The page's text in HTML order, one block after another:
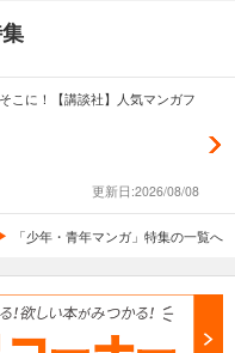
こに！【講談社】人気マンガフ
更新日:2026/08/08
「少年・青年マンガ」特集の一覧へ